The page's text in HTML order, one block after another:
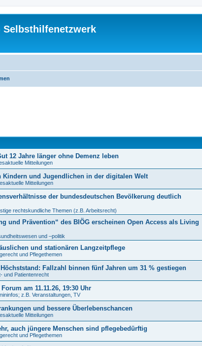
Selbsthilfenetzwerk
12 Jahre länger ohne Demenz leben
Mitteilungen
Kindern und Jugendlichen in der digitalen Welt
Mitteilungen
der bundesdeutschen Bevölkerung deutlich
rechtskundliche Themen (z.B. Arbeitsrecht)
und Prävention“ des BIÖG erscheinen Open Access als Living
und –politik
und stationären Langzeitpflege
und Pflegethemen
Fallzahl binnen fünf Jahren um 31 % gestiegen
und Patientenrecht
am 11.11.26, 19:30 Uhr
z.B. Veranstaltungen, TV
und bessere Überlebenschancen
Mitteilungen
auch jüngere Menschen sind pflegebedürftig
und Pflegethemen